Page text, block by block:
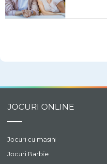
JOCURI ONLINE
Jocuri cu masini
Jocuri Barbie